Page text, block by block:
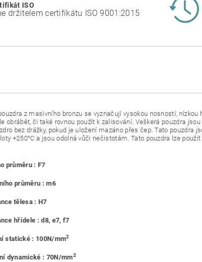
ISO
držitelem certifikátu ISO 9001:2015
z masivního bronzu se vyznačují vysokou nosností,
obrábět, či také rovnou použít k zalisování. Veškerá pouzdra
bez drážky, pokud je uložení mazáno přes čep. Tato pouzdra
+250°C a jsou odolná vůči nečistotám. Tato pouzdra lze
průměru : F7
průměru : m6
tělesa : H7
hřídele : d8, e7, f7
statické : 100N/mm2
dynamické : 70N/mm2